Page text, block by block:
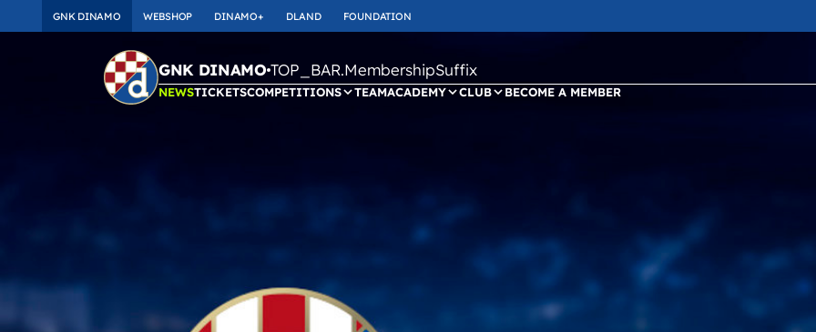
GNK DINAMO WEBSHOP DINAMO+ DLAND FOUNDATION
GNK DINAMO TOP_BAR.MembershipSuffix
NEWSTICKETSCOMPETITIONS TEAMACADEMY CLUB BECOME A MEMBER